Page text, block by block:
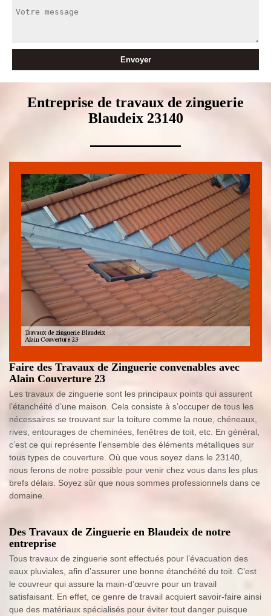
Entreprise de travaux de zinguerie
Blaudeix 23140
Faire des Travaux de Zinguerie convenables avec
Alain Couverture 23
Les travaux de zinguerie sont les principaux points qui assurent
l’étanchéité d’une maison. Cela consiste à s’occuper de tous les
nécessaires se trouvant sur la toiture comme la noue, chéneaux,
rives, entourages de cheminées, fenêtres de toit, etc. En général,
c’est ce qui représente l’ensemble des éléments métalliques sur
tous types de couverture. Où que vous soyez dans le 23140,
nous ferons de notre possible pour venir chez vous dans les plus
brefs délais. Soyez sûr que nous sommes professionnels dans ce
domaine.
Des Travaux de Zinguerie en Blaudeix de notre
entreprise
Tous travaux de zinguerie sont effectués pour l’évacuation des
eaux pluviales, afin d’assurer une bonne étanchéité du toit. C’est
le couvreur qui assure la main-d’œuvre pour un travail
satisfaisant. En effet, ce genre de travail acquiert savoir-faire ainsi
que des matériaux spécialisés pour éviter tout danger puisque